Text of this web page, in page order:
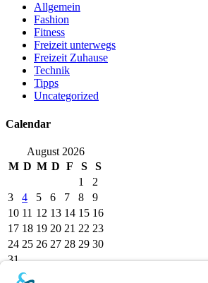
Allgemein
Fashion
Fitness
Freizeit unterwegs
Freizeit Zuhause
Technik
Tipps
Uncategorized
Calendar
August 2026
M D M D F S
S
1
2
3
4 5 6 7 8
9
10 11 12 13 14 15 16
17 18 19 20 21 22 23
24 25 26 27 28 29 30
31
« Juli